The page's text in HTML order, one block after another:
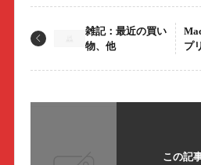
雑記：最近の買い
物、他
プ
この記